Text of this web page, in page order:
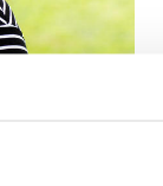
Martinsen i